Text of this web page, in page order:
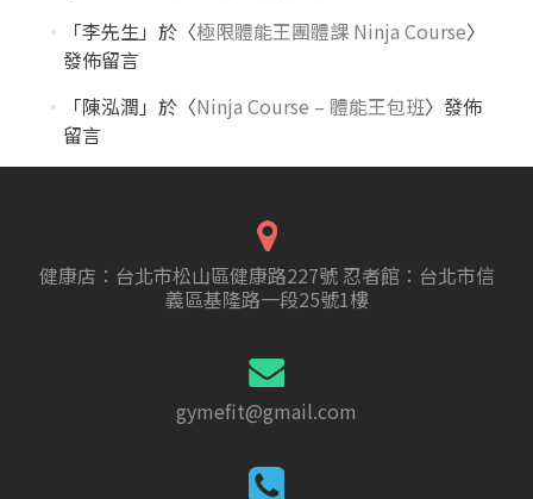
「李先生」於〈極限體能王團體課 Ninja Course〉
發佈留言
「陳泓潤 」於〈Ninja Course – 體能王包班〉發佈
留言
健康店：台北市松山區健康路227號 忍者館：台北市信
義區基隆路一段25號1樓
gymefit@gmail.com